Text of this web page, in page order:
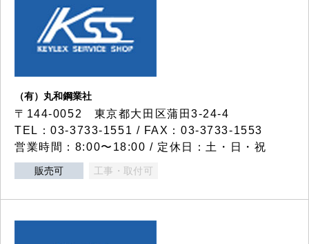
（有）丸和鋼業社
〒144-0052 東京都大田区蒲田3-24-4
TEL：03-3733-1551 / FAX：03-3733-1553
営業時間：8:00〜18:00 / 定休日：土・日・祝
販売可 工事・取付可